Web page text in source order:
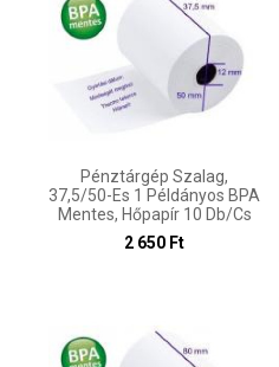
Pénztárgép Szalag,
37,5/50-Es 1 Példányos BPA
Mentes, Hőpapír 10 Db/cs
2 650 Ft